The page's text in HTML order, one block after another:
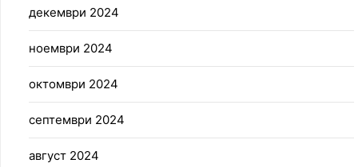
декември 2024
ноември 2024
октомври 2024
септември 2024
август 2024